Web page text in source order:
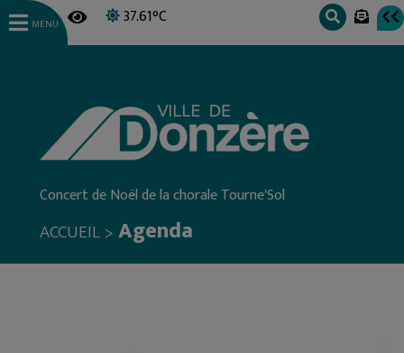
37.61°C
MENU
Concert de Noël de la chorale Tourne'Sol
ACCUEIL>Agenda